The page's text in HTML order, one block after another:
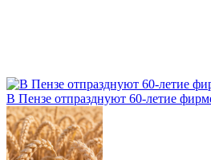
В Пензе отпразднуют 60-летие